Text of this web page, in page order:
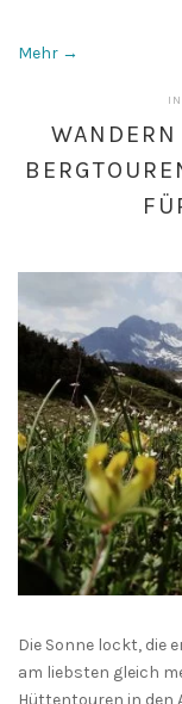
Mehr →
Die Sonne lockt, die
am liebsten gleich